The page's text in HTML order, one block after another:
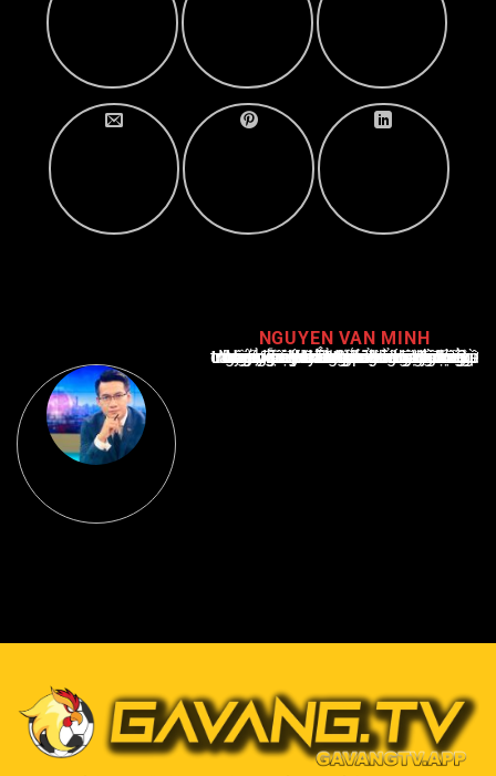
NGUYEN VAN MINH
Nguyễn Văn Minh là một trong những chuyên gia hàng đầu về báo cáo tin tức thể thao tại Việt Nam, với hơn 10 năm hoạt động trong ngành. Ông có kiến thức sâu rộng và kinh nghiệm đáng kể trong việc phân tích và báo cáo về các sự kiện thể thao hàng đầu. Sự hiểu biết sâu sắc của ông về ngành này đã giúp ông xây dựng uy tín và danh tiếng trong cộng đồng báo chí thể thao.